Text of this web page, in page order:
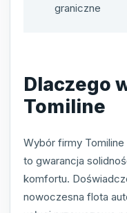
graniczne
Dlaczego
Tomiline
Wybór firmy
to gwarancja
komfortu.
nowoczesna flota